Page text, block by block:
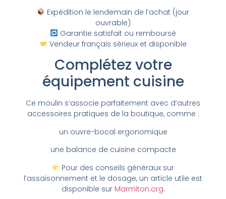
Expédition le lendemain de l’achat (jour
ouvrable)
Garantie satisfait ou remboursé
Vendeur français sérieux et disponible
Complétez votre
équipement cuisine
Ce moulin s’associe parfaitement avec d’autres
accessoires pratiques de la boutique, comme :
un ouvre-bocal ergonomique
une balance de cuisine compacte
Pour des conseils généraux sur
l’assaisonnement et le dosage, un article utile est
disponible sur Marmiton.org.